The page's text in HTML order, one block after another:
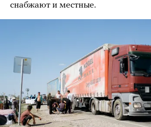
снабжают и местные.